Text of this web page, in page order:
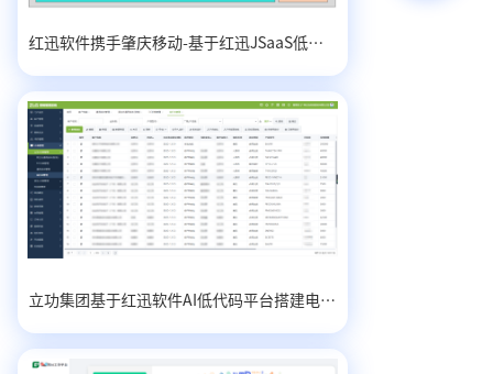
红迅软件携手肇庆移动-基于红迅JSaaS低代码的集团专线可视化平台
立功集团基于红迅软件AI低代码平台搭建电子行业营销管理平台